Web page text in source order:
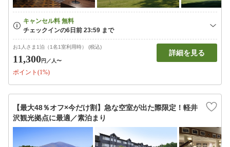
お1人さま1泊（1名1室利用時） (税込)
11,300円 ／人〜
ポイント(1%)
詳細を見る
【最大48％オフ×今だけ割】急な空室が出た際限定！軽井
沢観光拠点に最適／素泊まり